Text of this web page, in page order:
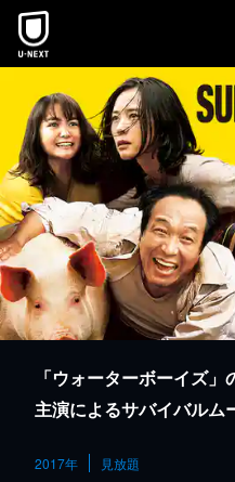
本文へスキップ
「ウォーターボーイズ
主演によるサバイバルム
2017年 見放題